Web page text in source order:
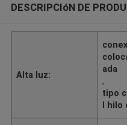
DESCRIPCIóN DE
Alta luz:
ada
,
tipo
l hilo